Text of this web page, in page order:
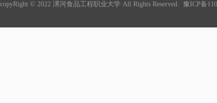
copyRight © 2022 漯河食品工程职业大学 All Rights Reserved. 豫ICP备